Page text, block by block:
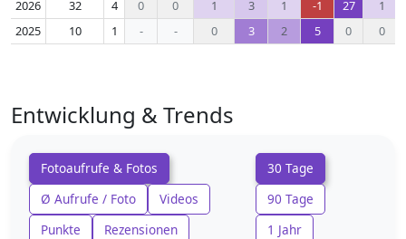
2026 32 4 0 0 1 3 1 -1 27
1
2025
10 1 - - 0 3 2 5 0 0
Entwicklung & Trends
Fotoaufrufe & Fotos
Ø Aufrufe / Foto
Videos
Punkte
Rezensionen
30 Tage
90 Tage
1 Jahr